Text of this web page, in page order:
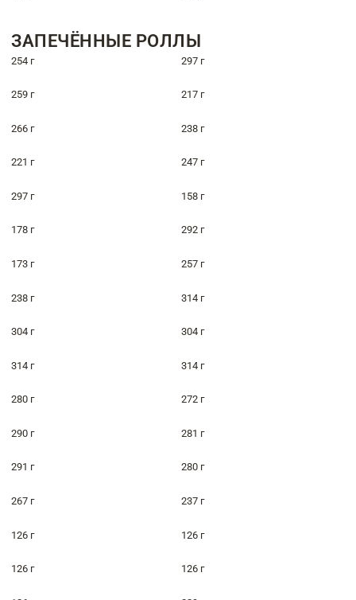
ЗАПЕЧЁННЫЕ РОЛЛЫ
254 г 297 г
259 г 217 г
266 г 238 г
221 г 247 г
297 г 158 г
178 г 292 г
173 г 257 г
238 г 314 г
304 г 304 г
314 г 314 г
280 г 272 г
290 г 281 г
291 г 280 г
267 г 237 г
126 г 126 г
126 г 126 г